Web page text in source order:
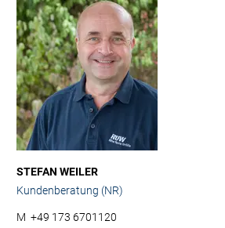
STEFAN WEILER
Kundenberatung (NR)
M +49 173 6701120